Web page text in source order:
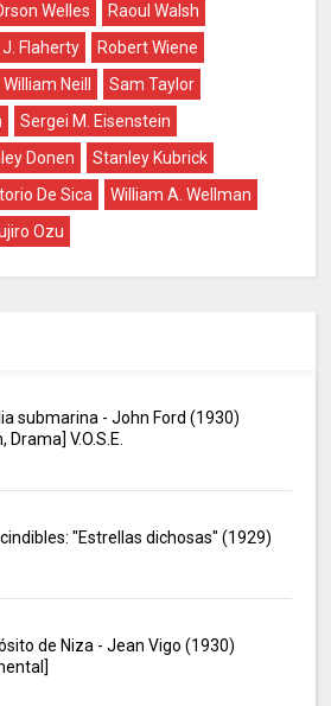
Welles
Raoul Walsh
Flaherty
Robert Wiene
William Neill
Sam Taylor
Sergei M. Eisenstein
Donen
Stanley Kubrick
De Sica
William A. Wellman
Ozu
submarina - John Ford (1930)
Drama] V.O.S.E.
"Estrellas dichosas" (1929)
de Niza - Jean Vigo (1930)